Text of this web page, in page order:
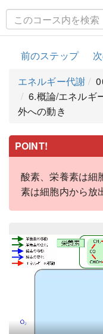
前のステップ
エネルギー代謝
6.概論/エネルギ
外への動き
POINT!
酸素、栄養素は細
素は細胞内から放